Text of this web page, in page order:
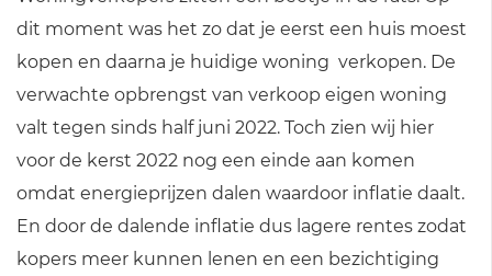
dit moment was het zo dat je eerst een huis moest
kopen en daarna je huidige woning verkopen. De
verwachte opbrengst van verkoop eigen woning
valt tegen sinds half juni 2022. Toch zien wij hier
voor de kerst 2022 nog een einde aan komen
omdat energieprijzen dalen waardoor inflatie daalt.
En door de dalende inflatie dus lagere rentes zodat
kopers meer kunnen lenen en een bezichtiging